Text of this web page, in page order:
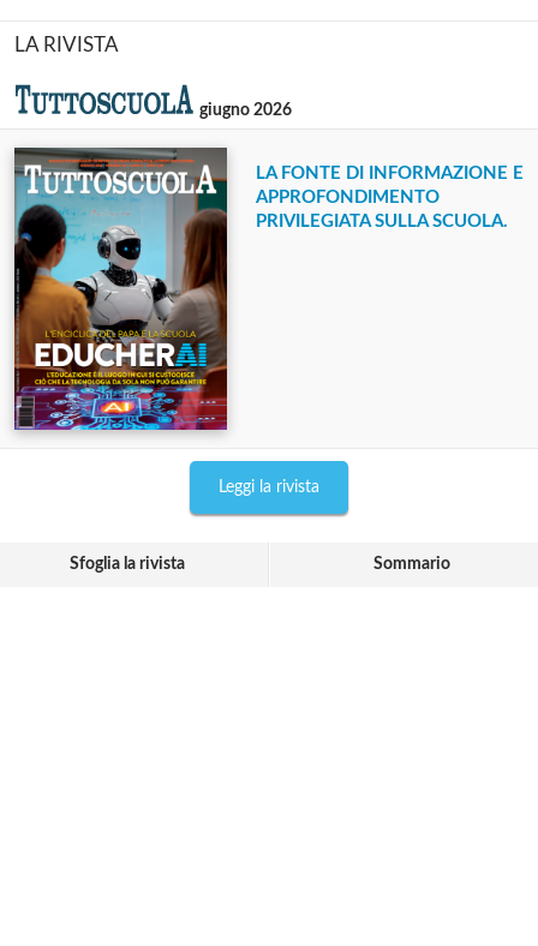
LA RIVISTA
giugno 2026
LA FONTE DI INFORMAZIONE E
APPROFONDIMENTO
PRIVILEGIATA SULLA SCUOLA.
Leggi la rivista
Sfoglia la rivista Sommario